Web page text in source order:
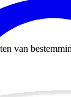
van